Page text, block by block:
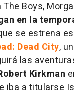
Boys,
en la
se estrena
Dead City,
las
Kirkman
iba a titularse